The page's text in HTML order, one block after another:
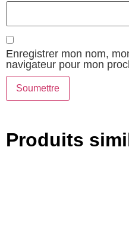
Enregistrer mon nom,
navigateur pour mon
Produits